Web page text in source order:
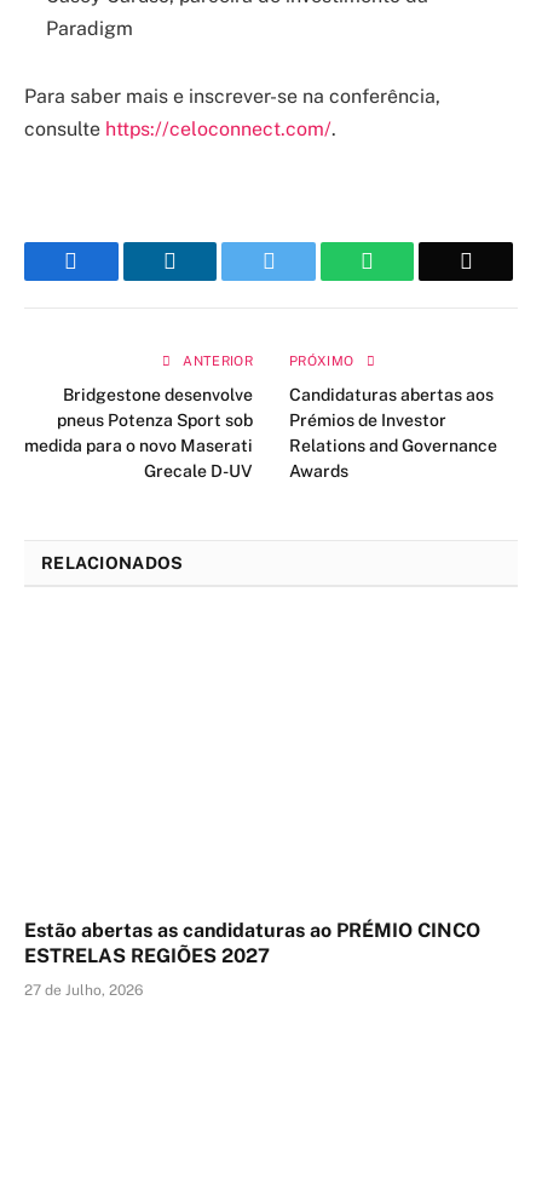
Paradigm
Para saber mais e inscrever-se na conferência,
consulte https://celoconnect.com/.
WhatsApp
ANTERIOR
Bridgestone desenvolve
pneus Potenza Sport sob
medida para o novo Maserati
Grecale D-UV
PRÓXIMO
Candidaturas abertas aos
Prémios de Investor
Relations and Governance
Awards
RELACIONADOS
Estão abertas as candidaturas ao PRÉMIO CINCO
ESTRELAS REGIÕES 2027
27 de Julho, 2026